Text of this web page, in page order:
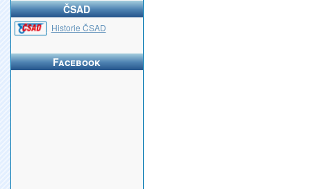
ČSAD
Historie ČSAD
Facebook